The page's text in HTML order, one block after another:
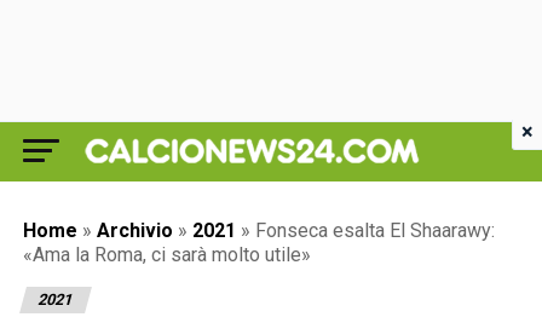
Home » Archivio » 2021 » Fonseca esalta El Shaarawy:
«Ama la Roma, ci sarà molto utile»
2021
×